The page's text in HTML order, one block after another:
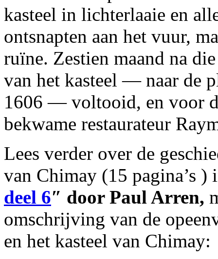
kasteel in lichterlaaie en
ontsnapten aan het vuur,
ruïne. Zestien maand na
van het kasteel — naar de
1606 — voltooid, en voor
bekwame restaurateur
Lees verder over de
van Chimay (15 pagina’s )
deel 6″ door Paul Arren,
omschrijving van de
en het kasteel van Chimay: